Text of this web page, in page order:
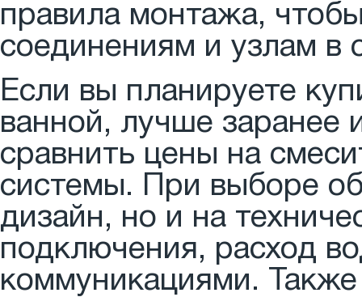
правила монтажа,
соединениям и узлам в
Если вы планируете
ванной, лучше заранее
сравнить цены на
системы. При выборе
дизайн, но и на
подключения, расход
коммуникациями.